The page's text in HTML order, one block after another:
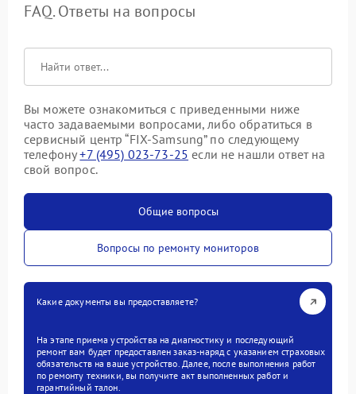
FAQ. Ответы на вопросы
Вы можете ознакомиться с приведенными ниже
часто задаваемыми вопросами, либо обратиться в
сервисный центр “FIX-Samsung” по следующему
телефону+7 (495) 023-73-25 если не нашли ответ на
свой вопрос.
Общие вопросы
Вопросы по ремонту мониторов
Какие документы вы предоставляете?
На этапе приема устройства на диагностику и последующий
ремонт вам будет предоставлен заказ-наряд с указанием страховых
обязательств на ваше устройство. Далее, после выполнения работ
по ремонту техники, вы получите акт выполненных работ и
гарантийный талон.